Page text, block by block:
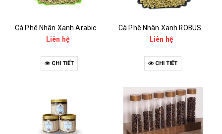
Liên hệ
CHI TIẾT
Liên hệ
CHI TIẾT